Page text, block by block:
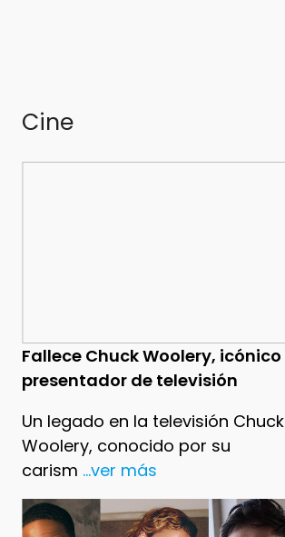
Cine
Fallece Chuck Woolery, icónico
presentador de televisión
Un legado en la televisión Chuck
Woolery, conocido por su
carism ...ver más